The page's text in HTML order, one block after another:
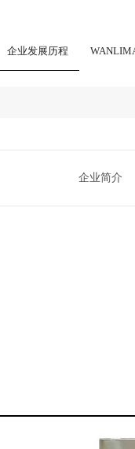
企业发展历程
企业简介